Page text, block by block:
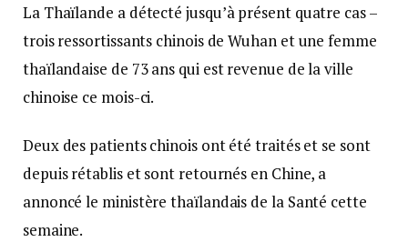
La Thaïlande a détecté jusqu’à présent quatre cas –
trois ressortissants chinois de Wuhan et une femme
thaïlandaise de 73 ans qui est revenue de la ville
chinoise ce mois-ci.
Deux des patients chinois ont été traités et se sont
depuis rétablis et sont retournés en Chine, a
annoncé le ministère thaïlandais de la Santé cette
semaine.